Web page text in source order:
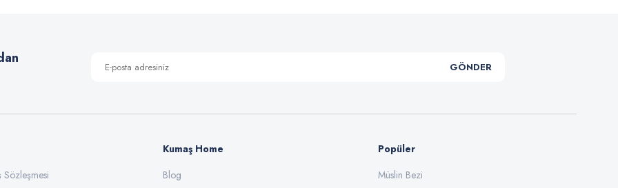
Gönder
GÖNDER
Sözleşmesi
Kumaş Home
Blog
Popüler
Müslin Bezi